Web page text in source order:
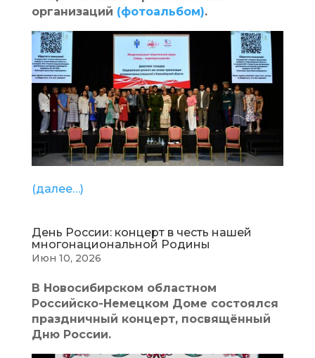
организаций (фотоальбом).
(далее…)
День России: концерт в честь нашей
многонациональной Родины
Июн 10, 2026
В Новосибирском областном
Российско-Немецком Доме состоялся
праздничный концерт, посвящённый
Дню России.